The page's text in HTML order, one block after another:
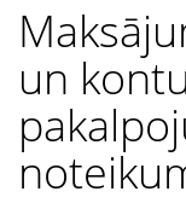
un